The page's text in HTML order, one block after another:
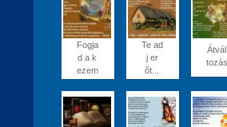
Fogja
d a k
ezem
Te ad
j er
őt...
Átvál
tozás